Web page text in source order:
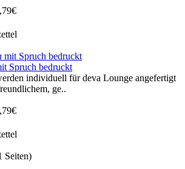
Spruch bedruckt
individuell für deva Lounge angefertigt
ge..
Seiten)